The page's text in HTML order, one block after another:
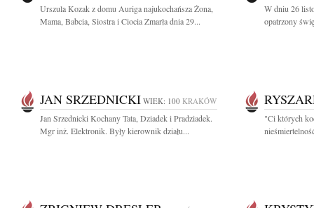
Urszula Kozak z domu Auriga najukochańsza Żona,
Mama, Babcia, Siostra i Ciocia Zmarła dnia 29...
W dniu 26
opatrzony
JAN SRZEDNICKI WIEK: 100 KRAKÓW
Jan Srzednicki Kochany Tata, Dziadek i Pradziadek.
Mgr inż. Elektronik. Były kierownik działu...
"Ci których